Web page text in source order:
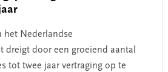
het Nederlandse
dreigt door een groeiend aantal
tot twee jaar vertraging op te